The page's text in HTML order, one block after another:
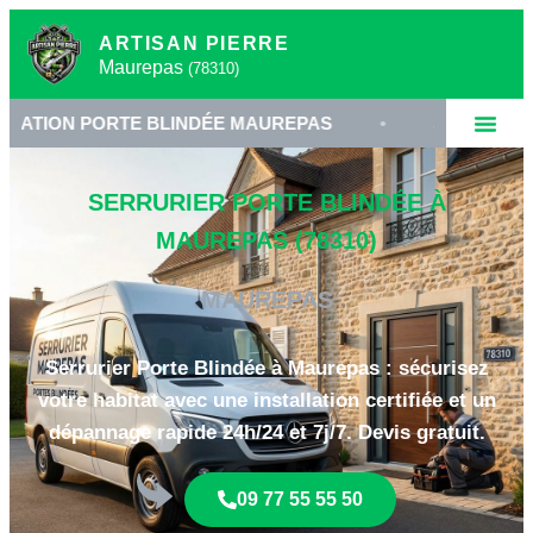
ARTISAN PIERRE
Maurepas (78310)
BLINDÉE MAUREPAS • SERRURERIE HAUTE
SERRURIER PORTE BLINDÉE À
MAUREPAS (78310)
MAUREPAS
Serrurier Porte Blindée à Maurepas : sécurisez
votre habitat avec une installation certifiée et un
dépannage rapide 24h/24 et 7j/7. Devis gratuit.
09 77 55 55 50